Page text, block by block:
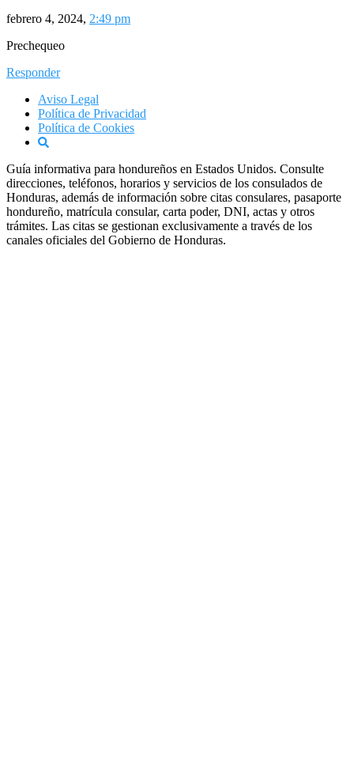
febrero 4, 2024, 2:49 pm
Prechequeo
Responder
Aviso Legal
Política de Privacidad
Política de Cookies
Guía informativa para hondureños en Estados Unidos. Consulte
direcciones, teléfonos, horarios y servicios de los consulados de
Honduras, además de información sobre citas consulares, pasaporte
hondureño, matrícula consular, carta poder, DNI, actas y otros
trámites. Las citas se gestionan exclusivamente a través de los
canales oficiales del Gobierno de Honduras.